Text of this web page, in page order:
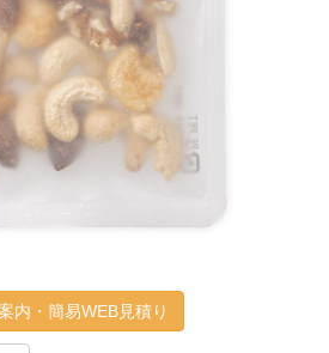
内・簡易WEB見積り